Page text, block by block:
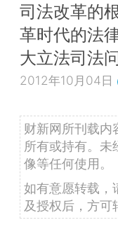
司法改革的
革时代的法
大立法司法
2012年10月04日
财新网所刊载内
所有或持有。
像等任何使用。
如有意愿转载，
及授权后，方可